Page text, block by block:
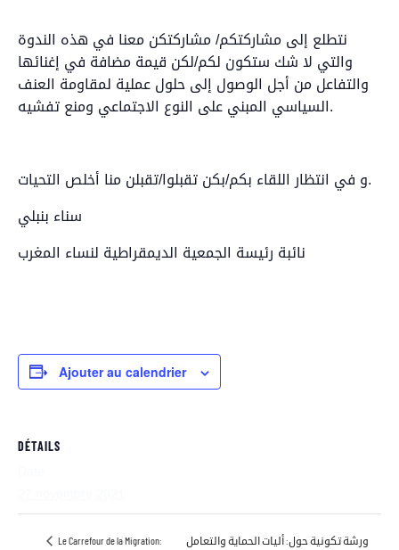
نتطلع إلى مشاركتكم/ مشاركتكن معنا في هذه الندوة
والتي لا شك ستكون لكم/لكن قيمة مضافة في إغنائها
والتفاعل من أجل الوصول إلى حلول عملية لمقاومة العنف
السياسي المبني على النوع الاجتماعي ومنع تفشيه.
و في انتظار اللقاء بكم/بكن تقبلوا/تقبلن منا أخلص التحيات.
سناء بنبلي
نائبة رئيسة الجمعية الديمقراطية لنساء المغرب
Ajouter au calendrier
DÉTAILS
Le Carrefour de la Migration:
ورشة تكونية حول: أليات الحماية والتعامل